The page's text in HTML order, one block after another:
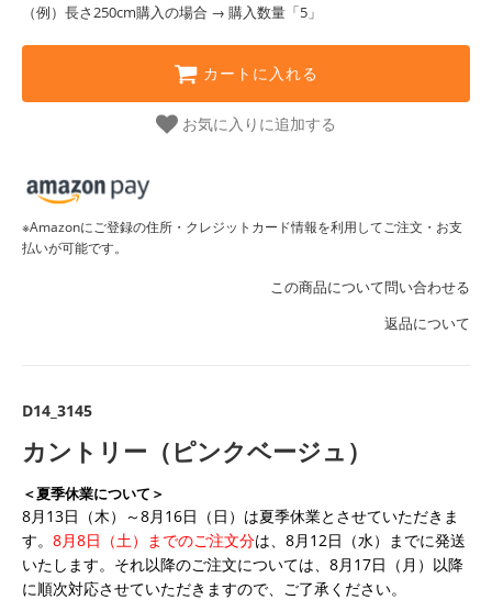
（例）長さ250cm購入の場合 → 購入数量「5」
カートに入れる
お気に入りに追加する
※Amazonにご登録の住所・クレジットカード情報を利用してご注文・お支
払いが可能です。
この商品について問い合わせる
返品について
D14_3145
カントリー（ピンクベージュ）
＜夏季休業について＞
8月13日（木）～8月16日（日）は夏季休業とさせていただきま
す。 8月8日（土）までのご注文分は、8月12日（水）までに発送
いたします。それ以降のご注文については、8月17日（月）以降
に順次対応させていただきますので、ご了承ください。